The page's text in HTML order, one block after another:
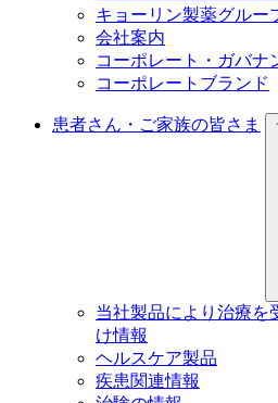
キョーリン製薬グルー
会社案内
コーポレート・ガバナ
コーポレートブランド
患者さん・ご家族の皆さま
当社製品により治療を
け情報
ヘルスケア製品
疾患関連情報